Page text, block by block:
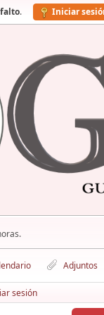
. Iniciar
Adjuntos
sesión